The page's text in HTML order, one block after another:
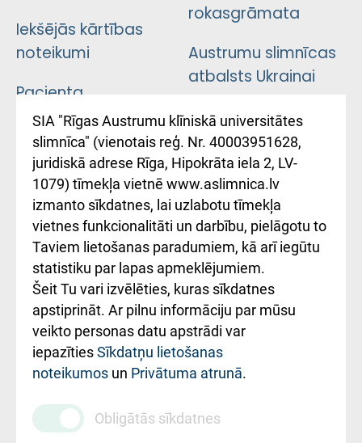
Iekšējās kārtības
noteikumi
Pacienta
atsauksmju/sūdzību
iesniegšanas
kārtība
Kā pie mums nokļūt
Rēķinu apmaksas
ceļvedis
Rekvizīti un
ārstniecības
iestādes kods
010000234
Maksas
pakalpojumu
rokasgrāmata
Austrumu slimnīcas
atbalsts Ukrainai
Підтримка Східної
лікарні та співпраця з
Україною
SIA "Rīgas Austrumu klīniskā universitātes
slimnīca" (vienotais reģ. Nr. 40003951628,
juridiskā adrese Rīga, Hipokrāta iela 2, LV-
1079) tīmekļa vietnē www.aslimnica.lv
izmanto sīkdatnes, lai uzlabotu tīmekļa
vietnes funkcionalitāti un darbību, pielāgotu to
Taviem lietošanas paradumiem, kā arī iegūtu
statistiku par lapas apmeklējumiem.
Šeit Tu vari izvēlēties, kuras sīkdatnes
apstiprināt. Ar pilnu informāciju par mūsu
veikto personas datu apstrādi var
iepazītiesSīkdatņu lietošanas
noteikumos un Privātuma atrunā.
Obligātās sīkdatnes